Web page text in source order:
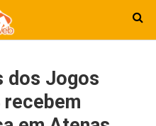
dos Jogos